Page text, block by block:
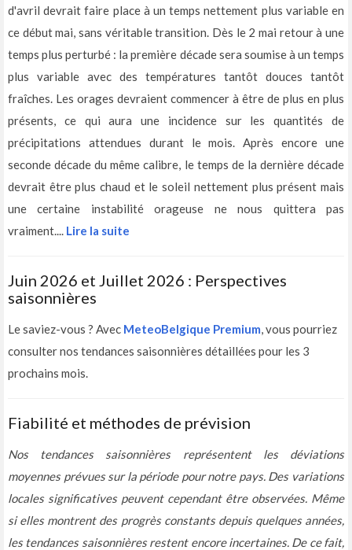
d'avril devrait faire place à un temps nettement plus variable en
ce début mai, sans véritable transition. Dès le 2 mai retour à une
temps plus perturbé : la première décade sera soumise à un temps
plus variable avec des températures tantôt douces tantôt
fraîches. Les orages devraient commencer à être de plus en plus
présents, ce qui aura une incidence sur les quantités de
précipitations attendues durant le mois. Après encore une
seconde décade du même calibre, le temps de la dernière décade
devrait être plus chaud et le soleil nettement plus présent mais
une certaine instabilité orageuse ne nous quittera pas
vraiment.... Lire la suite
Juin 2026 et Juillet 2026 : Perspectives
saisonnières
Le saviez-vous ? Avec MeteoBelgique Premium, vous pourriez
consulter nos tendances saisonnières détaillées pour les 3
prochains mois.
Fiabilité et méthodes de prévision
Nos tendances saisonnières représentent les déviations
moyennes prévues sur la période pour notre pays. Des variations
locales significatives peuvent cependant être observées. Même
si elles montrent des progrès constants depuis quelques années,
les tendances saisonnières restent encore incertaines. De ce fait,